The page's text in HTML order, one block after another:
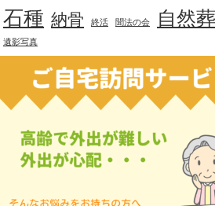
石種 納骨 終活 聞法の会 自然葬
遺影写真